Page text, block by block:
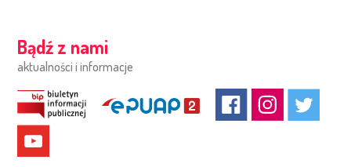
Bądź z nami
aktualności i informacje